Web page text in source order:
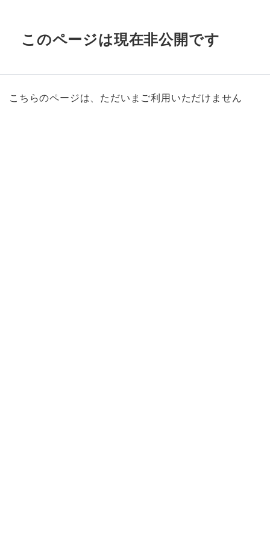
このページは現在非公開です
こちらのページは、ただいまご利用いただけません